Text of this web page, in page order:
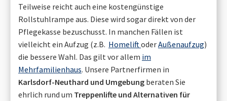
Teilweise reicht auch eine kostengünstige
Rollstuhlrampe aus. Diese wird sogar direkt von der
Pflegekasse bezuschusst. In manchen Fällen ist
vielleicht ein Aufzug (z.B. HomeliftoderAußenaufzug)
die bessere Wahl. Das gilt vor allem im
Mehrfamilienhaus. Unsere Partnerfirmen in
Karlsdorf-Neuthard und Umgebung beraten Sie
ehrlich rund um Treppenlifte und Alternativen für